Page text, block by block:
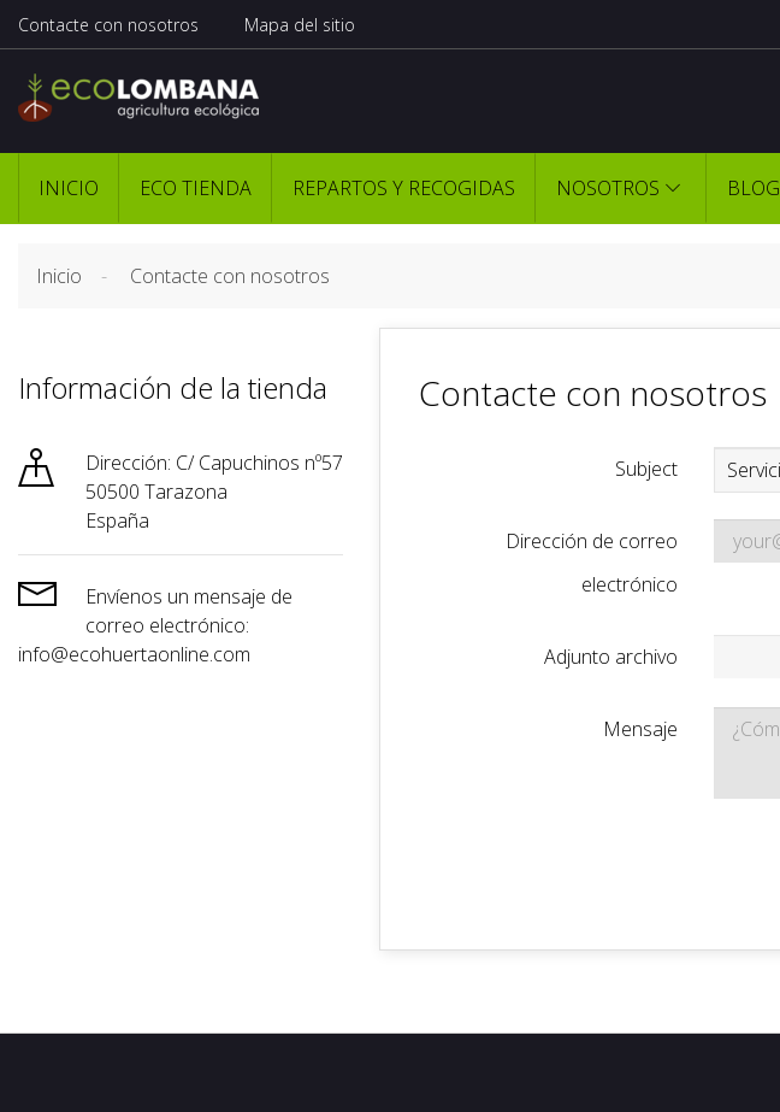
Contacte con nosotros Mapa del sitio
INICIO ECO TIENDA REPARTOS Y RECOGIDAS NOSOTROS BLOG
Inicio Contacte con nosotros
Información de la tienda

Dirección: C/ Capuchinos nº57
50500 Tarazona
España

Envíenos un mensaje de
correo electrónico:
info@ecohuertaonline.com
Contacte con nosotros
Subject
Dirección de correo
electrónico
Adjunto archivo
Mensaje